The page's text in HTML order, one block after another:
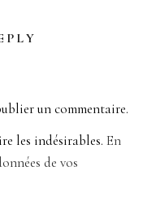
un commentaire.
les indésirables. En
de vos